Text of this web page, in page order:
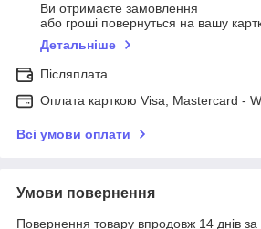
Ви отримаєте замовлення
або гроші повернуться на вашу
Детальніше
Післяплата
Оплата карткою Visa, Mastercard -
Всі умови оплати
Умови повернення
Повернення товару впродовж 14 днів за